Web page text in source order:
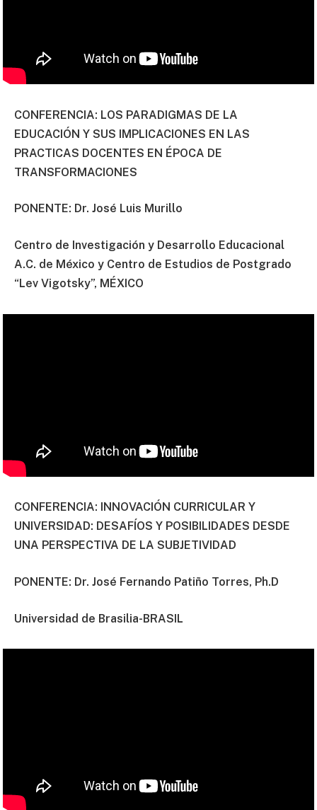
CONFERENCIA: LOS PARADIGMAS DE LA
EDUCACIÓN Y SUS IMPLICACIONES EN LAS
PRACTICAS DOCENTES EN ÉPOCA DE
TRANSFORMACIONES
PONENTE: Dr. José Luis Murillo
Centro de Investigación y Desarrollo Educacional
A.C. de México y Centro de Estudios de Postgrado
“Lev Vigotsky”, MÉXICO
CONFERENCIA: INNOVACIÓN CURRICULAR Y
UNIVERSIDAD: DESAFÍOS Y POSIBILIDADES DESDE
UNA PERSPECTIVA DE LA SUBJETIVIDAD
PONENTE: Dr. José Fernando Patiño Torres, Ph.D
Universidad de Brasilia-BRASIL